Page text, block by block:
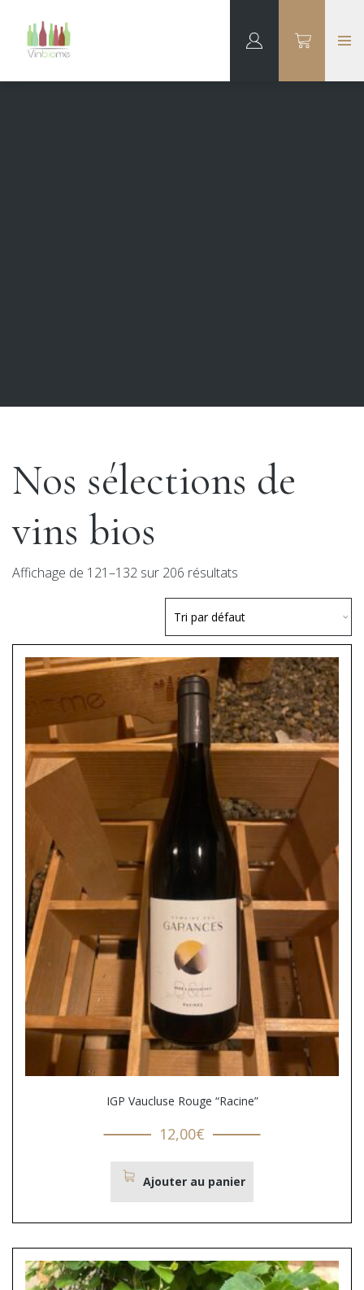
Nos sélections de
vins bios
Affichage de 121–132 sur 206 résultats
IGP Vaucluse Rouge “Racine”
12,00€
Ajouter au panier